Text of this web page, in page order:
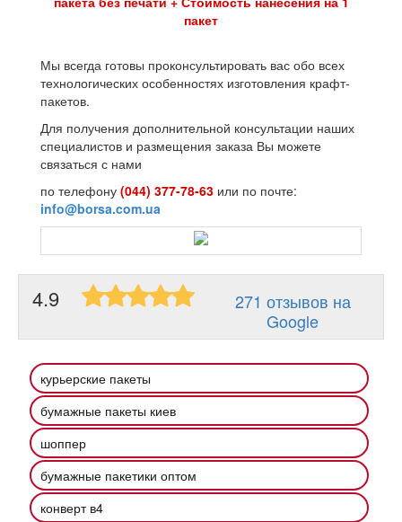
пакет
Мы всегда готовы проконсультировать вас обо всех
технологических особенностях изготовления крафт-
пакетов.
Для получения дополнительной консультации наших
специалистов и размещения заказа Вы можете
связаться с нами
по телефону (044) 377-78-63 или по почте:
info@borsa.com.ua
4.9
271 отзывов на
Google
курьерские пакеты
бумажные пакеты киев
шоппер
бумажные пакетики оптом
конверт в4